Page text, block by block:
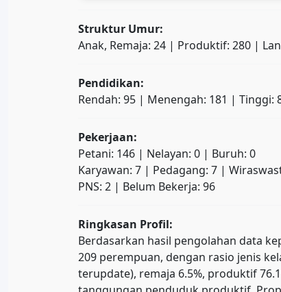
Struktur Umur:
Anak, Remaja: 24 | Produktif: 280 |
Pendidikan:
Rendah: 95 | Menengah: 181 | Tinggi:
Pekerjaan:
Petani: 146 | Nelayan: 0 | Buruh: 0
Karyawan: 7 | Pedagang: 7 |
PNS: 2 | Belum Bekerja: 96
Ringkasan Profil:
Berdasarkan hasil pengolahan data
209 perempuan, dengan rasio jenis
terupdate), remaja 6.5%, produktif